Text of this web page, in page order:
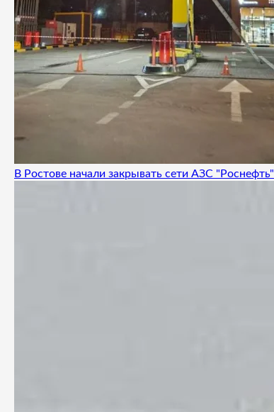
В Ростове начали закрывать сети АЗС "Роснефть"